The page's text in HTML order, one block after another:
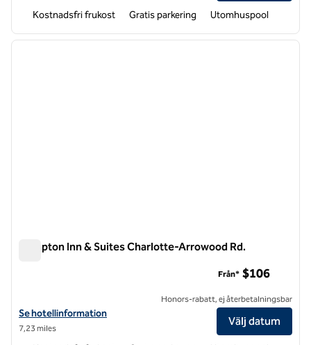
Kostnadsfri frukost Gratis parkering Utomhuspool
1 av 12
nästa
Hampton Inn & Suites Charlotte-Arrowood Rd.
Visa hotelldetaljer för Hampton Inn & Suites Charlotte-Arrowood Rd.
Se hotellinformation
7,23 miles
Från* $106
Honors-rabatt, ej återbetalningsbar
Välj datum